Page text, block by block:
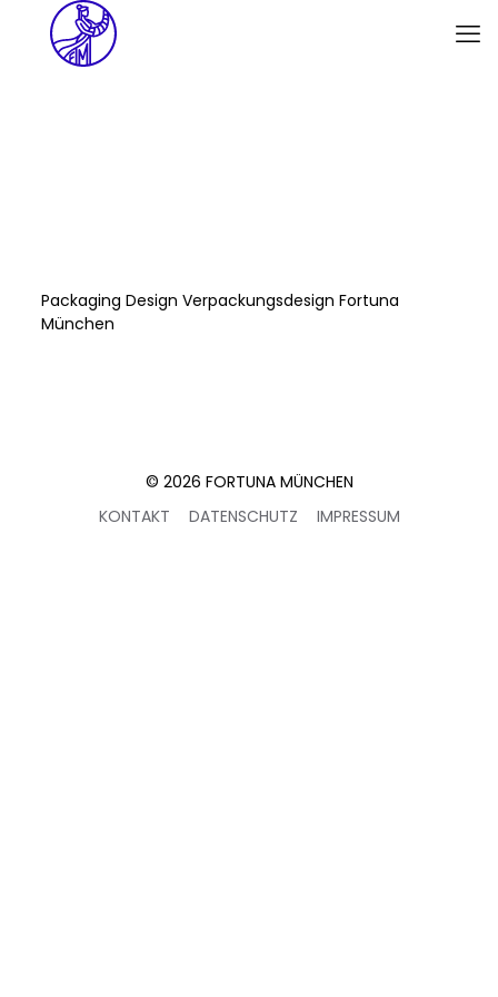
Packaging Design Verpackungsdesign Fortuna
München
© 2026 FORTUNA MÜNCHEN
KONTAKT
DATENSCHUTZ IMPRESSUM